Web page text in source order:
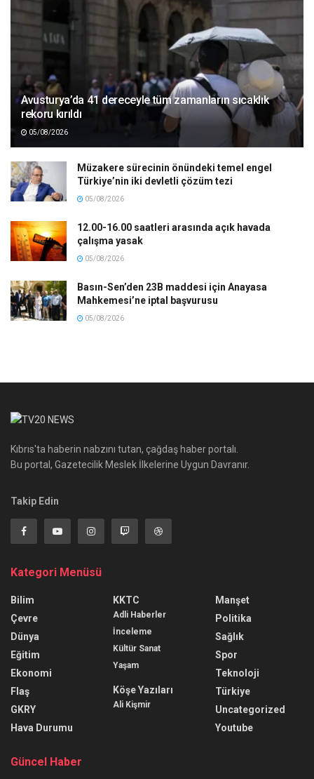
Avusturya’da 41 dereceyle tüm zamanların sıcaklık
rekoru kırıldı
05/08/2026
Müzakere sürecinin önündeki temel engel
Türkiye’nin iki devletli çözüm tezi
05/08/2026
12.00-16.00 saatleri arasında açık havada
çalışma yasak
05/08/2026
Basın-Sen’den 23B maddesi için Anayasa
Mahkemesi’ne iptal başvurusu
05/08/2026
Kıbrıs'ta haberin nabzını tutan, çağdaş haber portalı.
Bu portal, Gazetecilik Meslek İlkelerine Uygun Davranır.
Takip Edin
Kategori Menüsü
Bilim
Çevre
Dünya
Eğitim
Ekonomi
Flaş
GKRY
Hava Durumu
KKTC
Adli Haberler
İnceleme
Kültür Sanat
Yaşam
Köşe Yazıları
Ali Kişmir
Manşet
Politika
Sağlık
Spor
Teknoloji
Türkiye
Uncategorized
Youtube
Güncel Haber